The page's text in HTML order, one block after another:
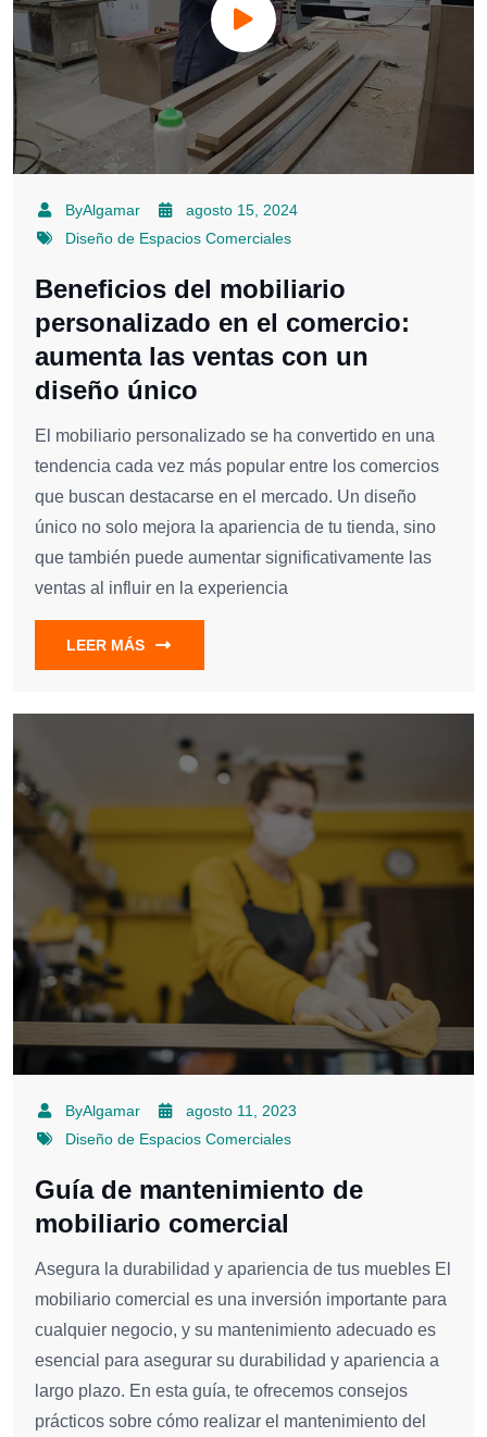
ByAlgamar
agosto 15, 2024
Diseño de Espacios Comerciales
Beneficios del mobiliario
personalizado en el comercio:
aumenta las ventas con un
diseño único
El mobiliario personalizado se ha convertido en una
tendencia cada vez más popular entre los comercios
que buscan destacarse en el mercado. Un diseño
único no solo mejora la apariencia de tu tienda, sino
que también puede aumentar significativamente las
ventas al influir en la experiencia
LEER MÁS
ByAlgamar
agosto 11, 2023
Diseño de Espacios Comerciales
Guía de mantenimiento de
mobiliario comercial
Asegura la durabilidad y apariencia de tus muebles El
mobiliario comercial es una inversión importante para
cualquier negocio, y su mantenimiento adecuado es
esencial para asegurar su durabilidad y apariencia a
largo plazo. En esta guía, te ofrecemos consejos
prácticos sobre cómo realizar el mantenimiento del